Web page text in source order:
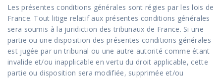
Les présentes conditions générales sont régies par les lois de
France. Tout litige relatif aux présentes conditions générales
sera soumis à la juridiction des tribunaux de France. Si une
partie ou une disposition des présentes conditions générales
est jugée par un tribunal ou une autre autorité comme étant
invalide et/ou inapplicable en vertu du droit applicable, cette
partie ou disposition sera modifiée, supprimée et/ou